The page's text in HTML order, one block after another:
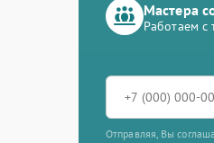
Мастера
Работаем с
Отправляя, Вы